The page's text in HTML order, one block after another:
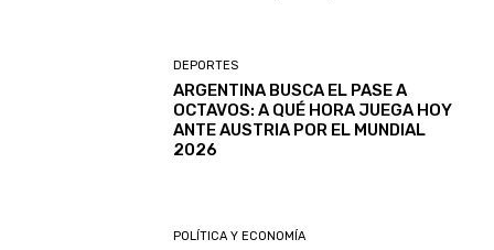
DEPORTES
ARGENTINA BUSCA EL PASE A
OCTAVOS: A QUÉ HORA JUEGA HOY
ANTE AUSTRIA POR EL MUNDIAL
2026
POLÍTICA Y ECONOMÍA